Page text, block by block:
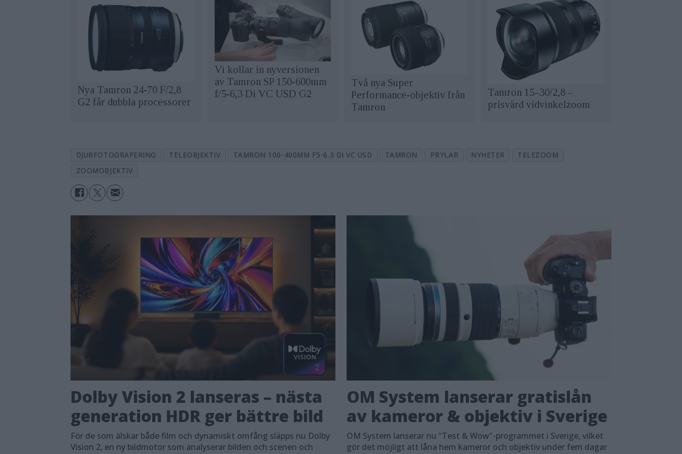
Nya Tamron 24-70 F/2,8
G2 får dubbla processorer
Vi kollar in nyversionen
av Tamron SP 150-600mm
f/5-6,3 Di VC USD G2
Två nya Super
Performance-objektiv från
Tamron
Tamron 15–30/2,8 –
prisvärd vidvinkelzoom
DJURFOTOGRAFERING TELEOBJEKTIV TAMRON 100-400MM F5-6.3 DI VC USD TAMRON PRYLAR NYHETER
TELEZOOM
ZOOMOBJEKTIV
Dolby Vision 2 lanseras – nästa
generation HDR ger bättre bild
För de som älskar både film och dynamiskt omfång släpps nu Dolby
Vision 2, en ny bildmotor som analyserar bilden och scenen och
OM System lanserar gratislån
av kameror & objektiv i Sverige
OM System lanserar nu "Test & Wow"-programmet i Sverige, vilket
gör det möjligt att låna hem kameror och objektiv under fem dagar